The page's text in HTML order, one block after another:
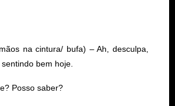
na cintura/ bufa) – Ah, desculpa,
bem hoje.
Posso saber?